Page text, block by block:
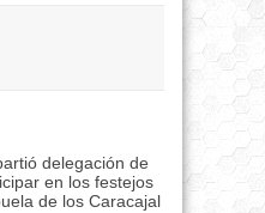
delegación de
en los festejos
de los Caracajal